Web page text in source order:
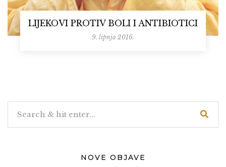
LIJEKOVI PROTIV BOLI I ANTIBIOTICI
9. lipnja 2016.
NOVE OBJAVE